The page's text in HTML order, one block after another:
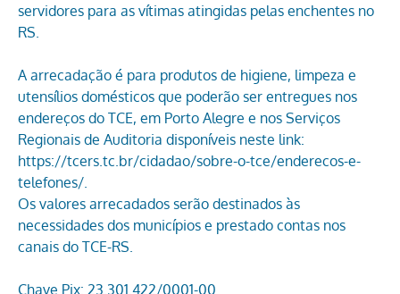
servidores para as vítimas atingidas pelas enchentes no
RS.
A arrecadação é para produtos de higiene, limpeza e
utensílios domésticos que poderão ser entregues nos
endereços do TCE, em Porto Alegre e nos Serviços
Regionais de Auditoria disponíveis neste link:
https://tcers.tc.br/cidadao/sobre-o-tce/enderecos-e-
telefones/.
Os valores arrecadados serão destinados às
necessidades dos municípios e prestado contas nos
canais do TCE-RS.
Chave Pix: 23.301.422/0001-00